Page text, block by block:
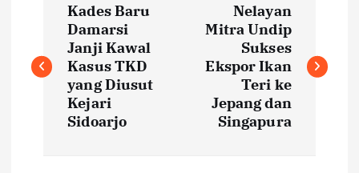
s
Kades Baru
Damarsi
Janji Kawal
Kasus TKD
yang Diusut
Kejari
Sidoarjo
Nelayan
Mitra Undip
Sukses
Ekspor Ikan
Teri ke
Jepang dan
Singapura